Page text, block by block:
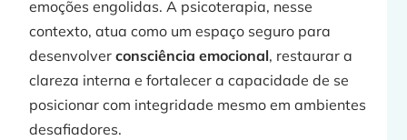
emoções engolidas. A psicoterapia, nesse
contexto, atua como um espaço seguro para
desenvolver consciência emocional, restaurar a
clareza interna e fortalecer a capacidade de se
posicionar com integridade mesmo em ambientes
desafiadores.